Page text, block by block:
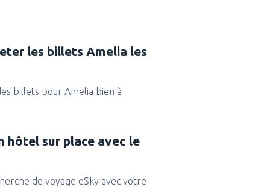
les billets Amelia les
billets pour Amelia bien à
hôtel sur place avec le
de voyage eSky avec votre